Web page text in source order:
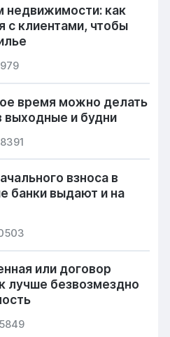
недвижимости: как
с клиентами, чтобы
время можно делать
выходные и будни
взноса в
банки выдают и на
или договор
лучше безвозмездно